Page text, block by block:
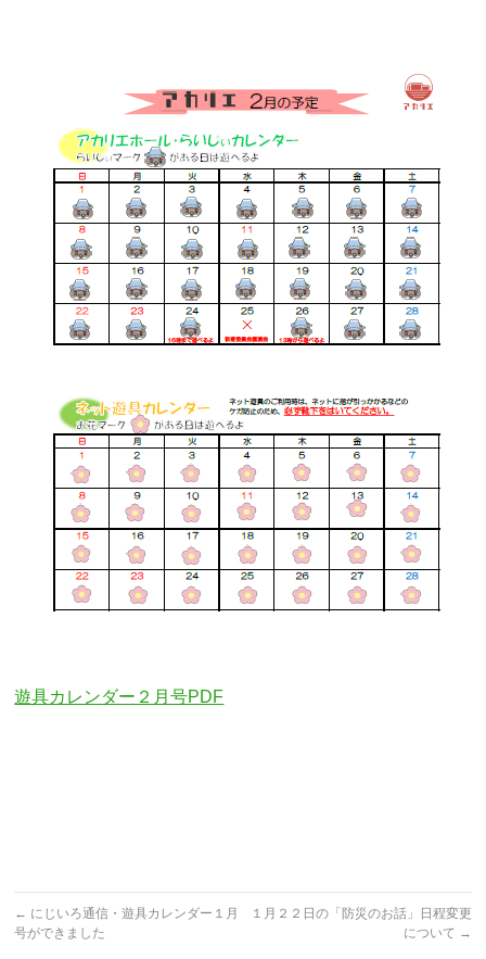
遊具カレンダー２月号PDF
← にじいろ通信・遊具カレンダー１月
号ができました
１月２２日の「防災のお話」日程変更
について →